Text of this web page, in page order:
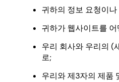
귀하의 정보 요청이
귀하가 웹사이트를
우리 회사와 우리의 (
로;
우리와 제3자의 제품